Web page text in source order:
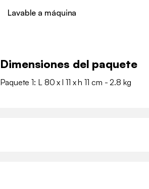
Lavable a máquina
Dimensiones del paquete
Paquete 1: L 80 x l 11 x h 11 cm - 2.8 kg